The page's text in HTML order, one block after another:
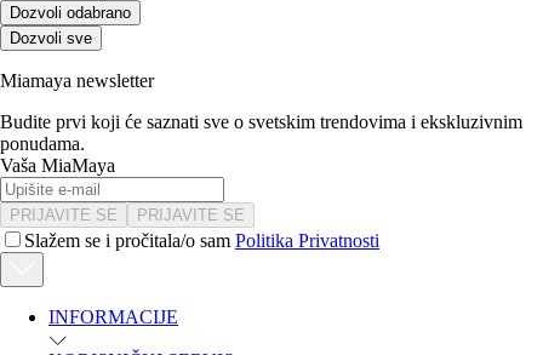
Dozvoli odabrano
Dozvoli sve
Miamaya newsletter
Budite prvi koji će saznati sve o svetskim trendovima i ekskluzivnim
ponudama.
Vaša MiaMaya
PRIJAVITE SE PRIJAVITE SE
Slažem se i pročitala/o sam Politika Privatnosti
INFORMACIJE